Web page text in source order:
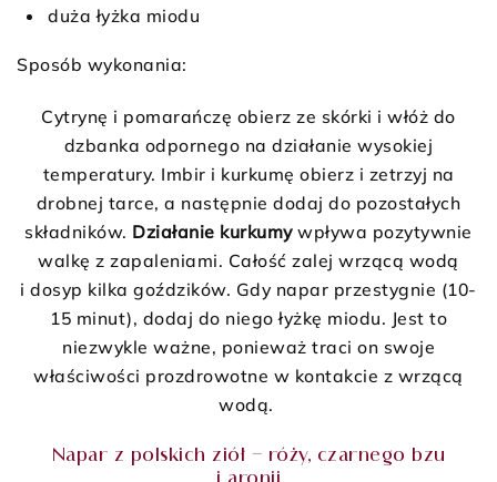
duża łyżka miodu
Sposób wykonania:
Cytrynę i pomarańczę obierz ze skórki i włóż do
dzbanka odpornego na działanie wysokiej
temperatury. Imbir i kurkumę obierz i zetrzyj na
drobnej tarce, a następnie dodaj do pozostałych
składników. Działanie kurkumywpływa pozytywnie
walkę z zapaleniami. Całość zalej wrzącą wodą
i dosyp kilka goździków. Gdy napar przestygnie (10-
15 minut), dodaj do niego łyżkę miodu. Jest to
niezwykle ważne, ponieważ traci on swoje
właściwości prozdrowotne w kontakcie z wrzącą
wodą.
Napar z polskich ziół – róży, czarnego bzu